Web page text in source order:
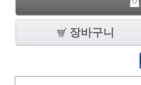
장바구니